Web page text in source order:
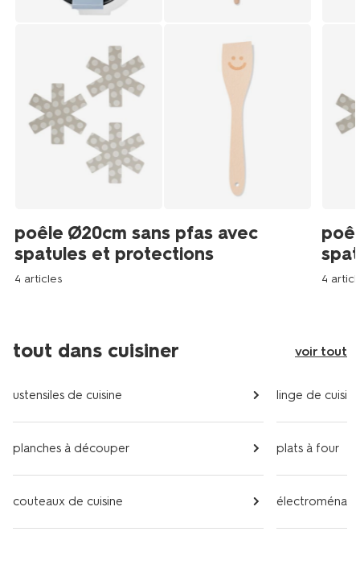
poêle Ø20cm sans pfas avec
spatules et protections
4 articles 4
tout dans cuisiner voir tout
ustensiles de cuisine
planches à découper
couteaux de cuisine
linge de cuisine
plats à four